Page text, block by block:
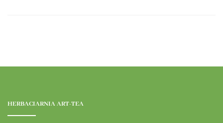
HERBACIARNIA ART-TEA